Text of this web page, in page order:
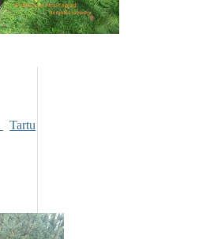
Tartu